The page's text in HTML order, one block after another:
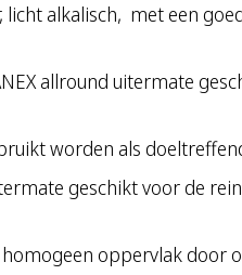
alkalisch, met een
allround uitermate
worden als
geschikt voor de
oppervlak door